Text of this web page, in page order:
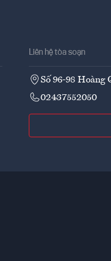
Liên hệ tòa soạn
Số 96-98 Hoàng
02437552050